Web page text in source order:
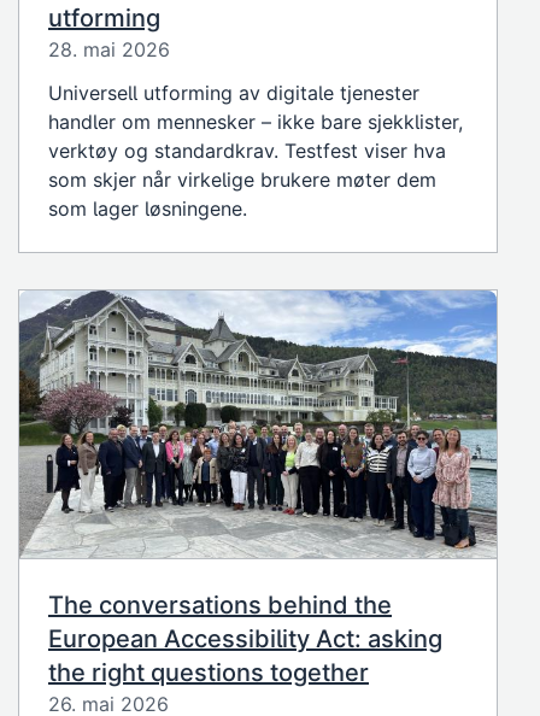
utforming
28. mai 2026
Universell utforming av digitale tjenester
handler om mennesker – ikke bare sjekklister,
verktøy og standardkrav. Testfest viser hva
som skjer når virkelige brukere møter dem
som lager løsningene.
The conversations behind the
European Accessibility Act: asking
the right questions together
26. mai 2026